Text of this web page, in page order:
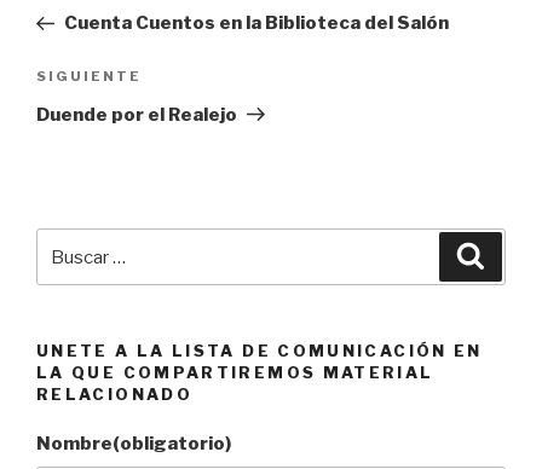
entradas
anterior:
Cuenta Cuentos en la Biblioteca del Salón
Siguiente
entrada
SIGUIENTE
Duende por el Realejo
por:
UNETE A LA LISTA DE COMUNICACIÓN EN
LA QUE COMPARTIREMOS MATERIAL
RELACIONADO
Nombre(obligatorio)